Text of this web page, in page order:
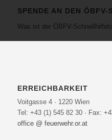
SPENDE AN DEN
Was ist der ÖBFV-
ERREICHBARKEIT
Voitgasse 4 · 1220 Wien
Tel: +43 (1) 545 82 30 · Fax:
office @ feuerwehr.or.at